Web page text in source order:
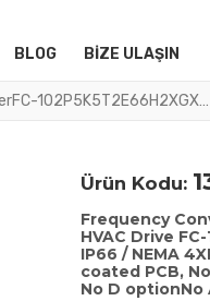
BLOG BIZE ULAŞIN
Frequency ConverterFC-102P5K5T2E66H2XGXXXXSXXXXAXBXCXXXXDXVLT® HVAC Drive FC-102(P5K5) 5.5 KW / 7.5 HP, Three phase200 - 240 VAC, (E66) IP66 / NEMA 4XRFI FilterNo brake chopperGraphical Loc. Cont. PanelNot coated PCB, No Mains OptionLatest release std. SW.Frame: B1No C1 option, No D optionNo A Optio
Ürün Kodu:
Frequency
HVAC Drive
IP66 / NEMA
coated PCB,
No D optionNo